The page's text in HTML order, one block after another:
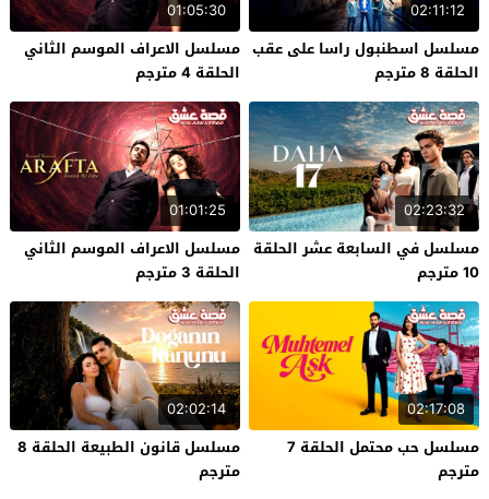
02:11:12
مسلسل اسطنبول راسا على عقب
الحلقة 8 مترجم
01:05:30
مسلسل الاعراف الموسم الثاني
الحلقة 4 مترجم
02:23:32
مسلسل في السابعة عشر الحلقة
10 مترجم
01:01:25
مسلسل الاعراف الموسم الثاني
الحلقة 3 مترجم
02:17:08
مسلسل حب محتمل الحلقة 7
مترجم
02:02:14
مسلسل قانون الطبيعة الحلقة 8
مترجم